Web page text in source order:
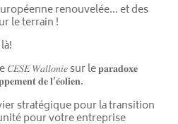
renouvelée… et des
le terrain !
𝑊𝑎𝑙𝑙𝑜𝑛𝑖𝑒 sur le 𝐩𝐚𝐫𝐚𝐝𝐨𝐱𝐞
𝐝𝐞 𝐥’𝐞́𝐨𝐥𝐢𝐞𝐧.
stratégique pour la transition
pour votre entreprise